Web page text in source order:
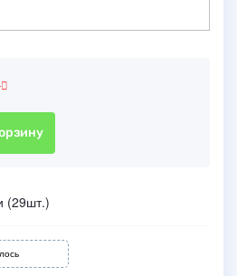
(29шт.)